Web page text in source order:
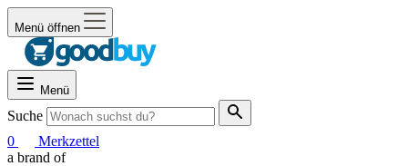
Menü öffnen
Menü
Suche
0
Merkzettel
a brand of